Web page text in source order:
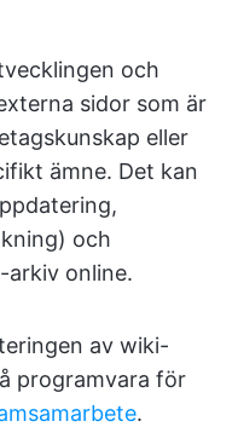
och
sidor som är
eller
ämne. Det kan
och
arkiv online.
av wiki-
programvara för
.